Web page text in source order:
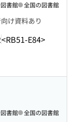
け資料あり
<RB51-E84>
書館 全国の図書館
書館 全国の図書館